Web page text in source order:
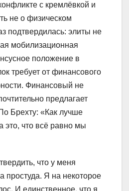
с кремлёвкой и
не о физическом
подтвердилась: элиты не
мобилизационная
положение в
требует от финансового
Финансовый не
предлагает
Брехту: «Как лучше
это, что всё равно мы
что у меня
простуда. Я на некоторое